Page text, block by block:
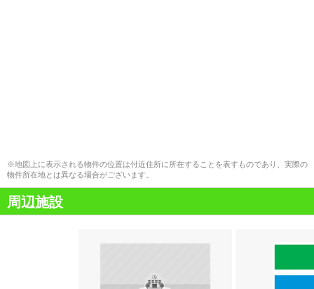
※地図上に表示される物件の位置は付近住所に所在することを表すものであり、実際の
物件所在地とは異なる場合がございます。
周辺施設